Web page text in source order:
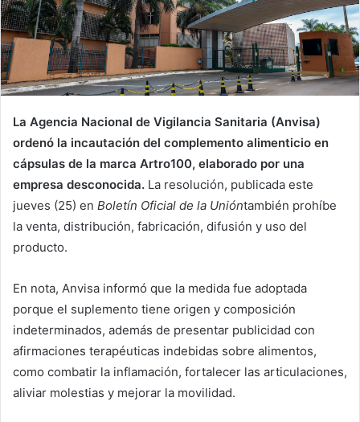
La Agencia Nacional de Vigilancia Sanitaria (Anvisa)
ordenó la incautación del complemento alimenticio en
cápsulas de la marca Artro100, elaborado por una
empresa desconocida. La resolución, publicada este
jueves (25) en Boletín Oficial de la Unióntambién prohíbe
la venta, distribución, fabricación, difusión y uso del
producto.
En nota, Anvisa informó que la medida fue adoptada
porque el suplemento tiene origen y composición
indeterminados, además de presentar publicidad con
afirmaciones terapéuticas indebidas sobre alimentos,
como combatir la inflamación, fortalecer las articulaciones,
aliviar molestias y mejorar la movilidad.